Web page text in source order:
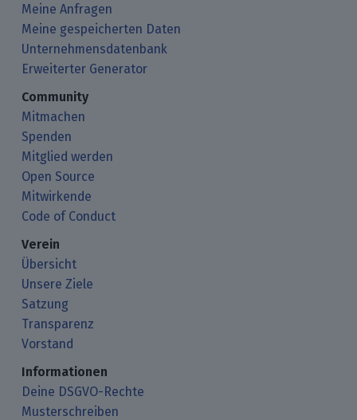
Meine Anfragen
Meine gespeicherten Daten
Unternehmensdatenbank
Erweiterter Generator
Community
Mitmachen
Spenden
Mitglied werden
Open Source
Mitwirkende
Code of Conduct
Verein
Übersicht
Unsere Ziele
Satzung
Transparenz
Vorstand
Informationen
Deine DSGVO-Rechte
Musterschreiben